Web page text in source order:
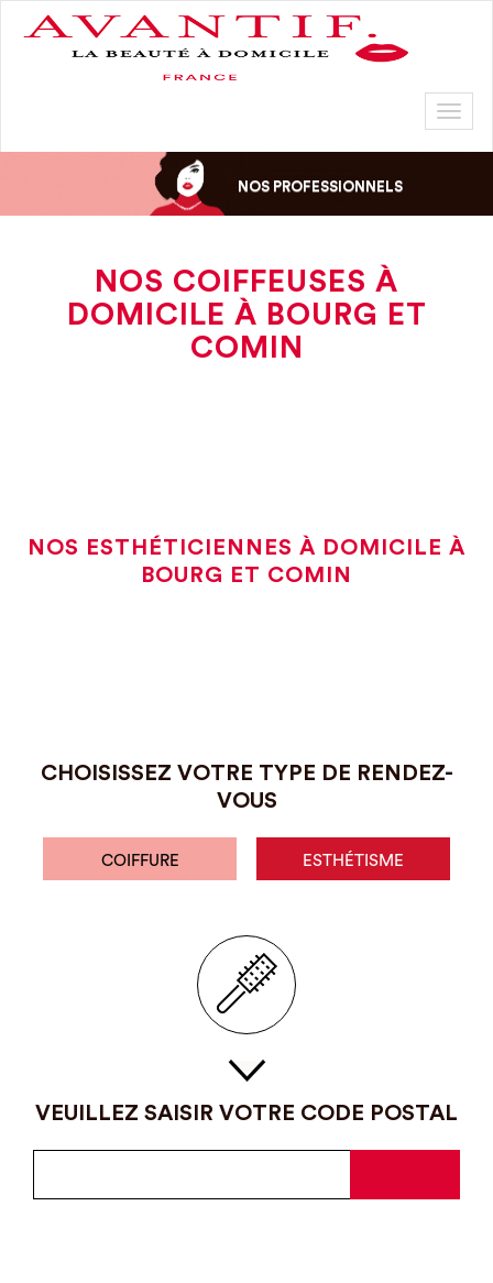
NOS PROFESSIONNELS
NOS COIFFEUSES À
DOMICILE À BOURG ET
COMIN
NOS ESTHÉTICIENNES À DOMICILE À
BOURG ET COMIN
CHOISISSEZ VOTRE TYPE DE RENDEZ-
VOUS
COIFFURE ESTHÉTISME
VEUILLEZ SAISIR VOTRE CODE POSTAL